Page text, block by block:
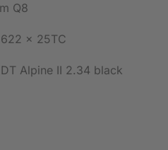
Q8
x 25TC
Alpine II 2.34 black